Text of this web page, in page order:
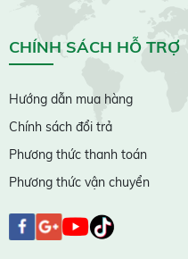
CHÍNH SÁCH HỖ TRỢ
Hướng dẫn mua hàng
Chính sách đổi trả
Phương thức thanh toán
Phương thức vận chuyển